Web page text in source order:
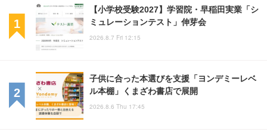
【小学校受験2027】学習院・早稲田実業「シ
ミュレーションテスト」伸芽会
2026.8.7 Fri 12:15
子供に合った本選びを支援「ヨンデミーレベ
ル本棚」くまざわ書店で展開
2026.8.6 Thu 17:45